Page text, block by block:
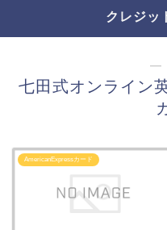
クレジッ
―
七田式オンライン
AmericanExpressカード